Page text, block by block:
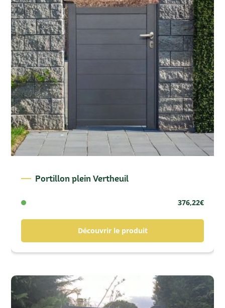
Portillon plein Vertheuil
376,22€
Découvrir le produit